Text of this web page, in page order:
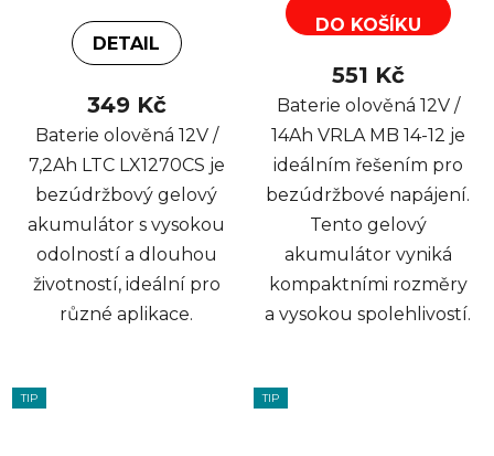
DETAIL
349 Kč
Baterie olověná 12V /
7,2Ah LTC LX1270CS je
bezúdržbový gelový
akumulátor s vysokou
odolností a dlouhou
životností, ideální pro
různé aplikace.
DO KOŠÍKU
551 Kč
Baterie olověná 12V /
14Ah VRLA MB 14-12 je
ideálním řešením pro
bezúdržbové napájení.
Tento gelový
akumulátor vyniká
kompaktními rozměry
a vysokou spolehlivostí.
TIP TIP